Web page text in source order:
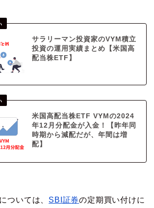
サラリーマン投資家のVYM積立
投資の運用実績まとめ【米国高
配当株ETF】
米国高配当株ETF VYMの2024
年12月分配金が入金！【昨年同
時期から減配だが、年間は増
配】
ついては、 SBI証券の定期買い付けに